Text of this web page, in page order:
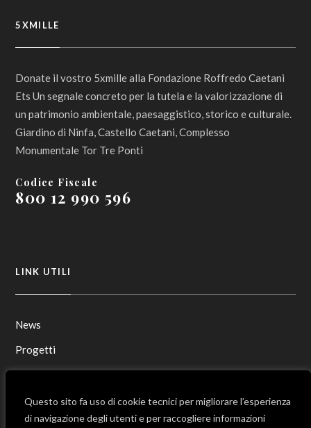
Questo sito fa uso di cookie tecnici per migliorare l’esperienza
di navigazione degli utenti e per raccogliere informazioni
5XMILLE
Donate il vostro 5xmille alla Fondazione Roffredo Caetani
Ets Un segnale concreto per la tutela e la valorizzazione di
un patrimonio ambientale, paesaggistico, storico e culturale.
Giardino di Ninfa, Castello Caetani, Complesso
Monumentale Tor Tre Ponti
Codice Fiscale
800 12 990 596
LINK UTILI
News
Progetti
Contatti
Mappa del sito